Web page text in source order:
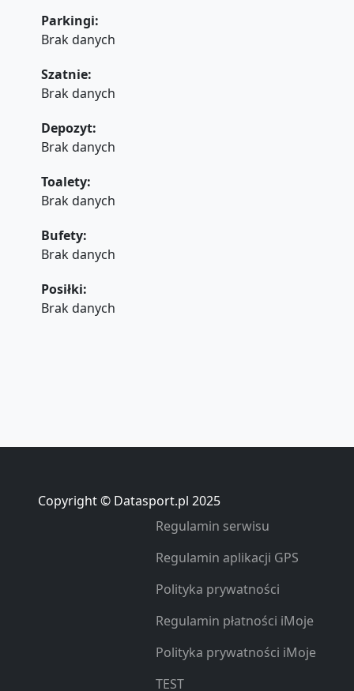
Parkingi:
Brak danych
Szatnie:
Brak danych
Depozyt:
Brak danych
Toalety:
Brak danych
Bufety:
Brak danych
Posiłki:
Brak danych
Copyright © Datasport.pl 2025
Regulamin serwisu
Regulamin aplikacji GPS
Polityka prywatności
Regulamin płatności iMoje
Polityka prywatności iMoje
TEST